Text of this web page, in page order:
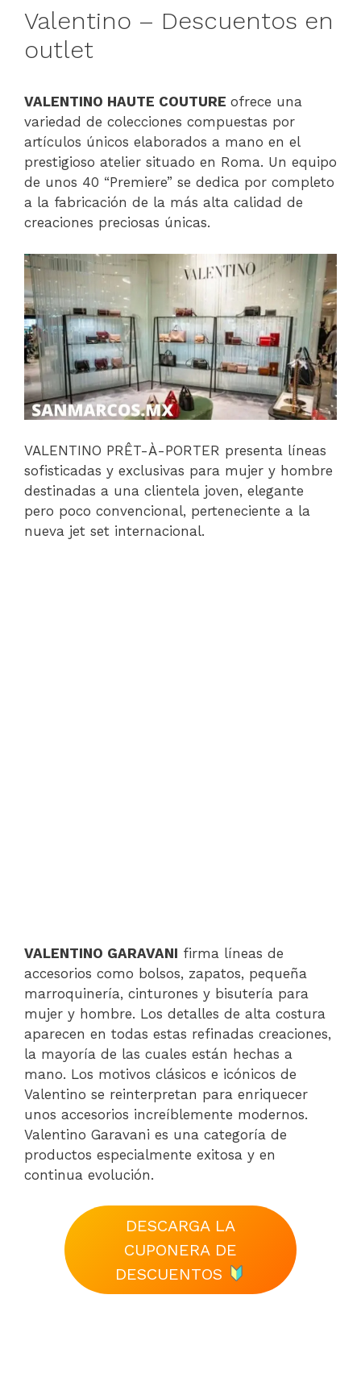
Valentino – Descuentos en
outlet
VALENTINO HAUTE COUTURE ofrece una
variedad de colecciones compuestas por
artículos únicos elaborados a mano en el
prestigioso atelier situado en Roma. Un equipo
de unos 40 “Premiere” se dedica por completo
a la fabricación de la más alta calidad de
creaciones preciosas únicas.
VALENTINO PRÊT-À-PORTER presenta líneas
sofisticadas y exclusivas para mujer y hombre
destinadas a una clientela joven, elegante
pero poco convencional, perteneciente a la
nueva jet set internacional.
VALENTINO GARAVANI firma líneas de
accesorios como bolsos, zapatos, pequeña
marroquinería, cinturones y bisutería para
mujer y hombre. Los detalles de alta costura
aparecen en todas estas refinadas creaciones,
la mayoría de las cuales están hechas a
mano. Los motivos clásicos e icónicos de
Valentino se reinterpretan para enriquecer
unos accesorios increíblemente modernos.
Valentino Garavani es una categoría de
productos especialmente exitosa y en
continua evolución.
DESCARGA LA
CUPONERA DE
DESCUENTOS